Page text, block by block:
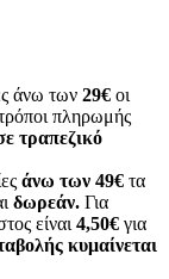
άνω των 29€ οι
πληρωμής
τραπεζικό
άνω των 49€ τα
δωρεάν. Για
είναι 4,50€ για
κυμαίνεται